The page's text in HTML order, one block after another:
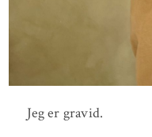
Jeg er gravid.